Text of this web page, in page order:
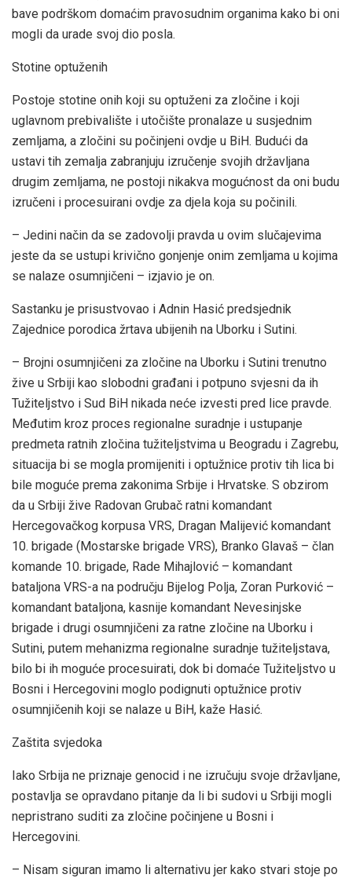
bave podrškom domaćim pravosudnim organima kako bi oni
mogli da urade svoj dio posla.
Stotine optuženih
Postoje stotine onih koji su optuženi za zločine i koji
uglavnom prebivalište i utočište pronalaze u susjednim
zemljama, a zločini su počinjeni ovdje u BiH. Budući da
ustavi tih zemalja zabranjuju izručenje svojih državljana
drugim zemljama, ne postoji nikakva mogućnost da oni budu
izručeni i procesuirani ovdje za djela koja su počinili.
– Jedini način da se zadovolji pravda u ovim slučajevima
jeste da se ustupi krivično gonjenje onim zemljama u kojima
se nalaze osumnjičeni – izjavio je on.
Sastanku je prisustvovao i Adnin Hasić predsjednik
Zajednice porodica žrtava ubijenih na Uborku i Sutini.
– Brojni osumnjičeni za zločine na Uborku i Sutini trenutno
žive u Srbiji kao slobodni građani i potpuno svjesni da ih
Tužiteljstvo i Sud BiH nikada neće izvesti pred lice pravde.
Međutim kroz proces regionalne suradnje i ustupanje
predmeta ratnih zločina tužiteljstvima u Beogradu i Zagrebu,
situacija bi se mogla promijeniti i optužnice protiv tih lica bi
bile moguće prema zakonima Srbije i Hrvatske. S obzirom
da u Srbiji žive Radovan Grubač ratni komandant
Hercegovačkog korpusa VRS, Dragan Malijević komandant
10. brigade (Mostarske brigade VRS), Branko Glavaš – član
komande 10. brigade, Rade Mihajlović – komandant
bataljona VRS-a na području Bijelog Polja, Zoran Purković –
komandant bataljona, kasnije komandant Nevesinjske
brigade i drugi osumnjičeni za ratne zločine na Uborku i
Sutini, putem mehanizma regionalne suradnje tužiteljstava,
bilo bi ih moguće procesuirati, dok bi domaće Tužiteljstvo u
Bosni i Hercegovini moglo podignuti optužnice protiv
osumnjičenih koji se nalaze u BiH, kaže Hasić.
Zaštita svjedoka
Iako Srbija ne priznaje genocid i ne izručuju svoje državljane,
postavlja se opravdano pitanje da li bi sudovi u Srbiji mogli
nepristrano suditi za zločine počinjene u Bosni i
Hercegovini.
– Nisam siguran imamo li alternativu jer kako stvari stoje po